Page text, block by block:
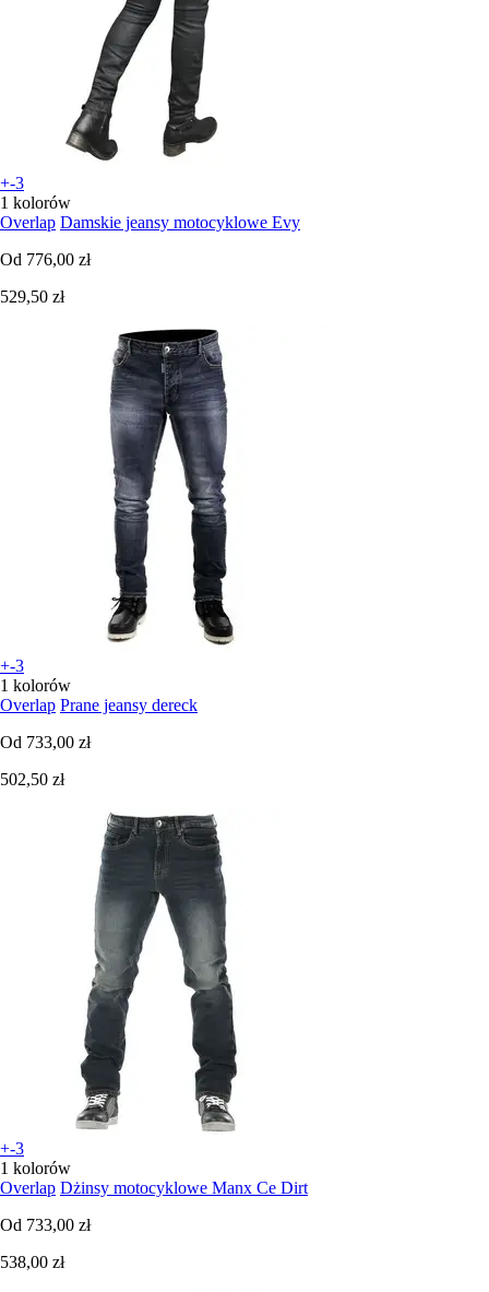
+-3
1 kolorów
Overlap Damskie jeansy motocyklowe Evy
Od 776,00 zł
529,50 zł
+-3
1 kolorów
Overlap Prane jeansy dereck
Od 733,00 zł
502,50 zł
+-3
1 kolorów
Overlap Dżinsy motocyklowe Manx Ce Dirt
Od 733,00 zł
538,00 zł